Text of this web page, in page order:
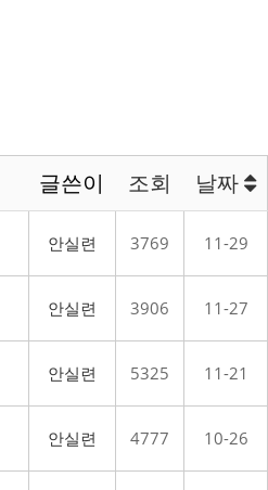
글쓴이 조회 날짜
안실련 3769 11-29
안실련 3906 11-27
안실련 5325 11-21
안실련 4777 10-26